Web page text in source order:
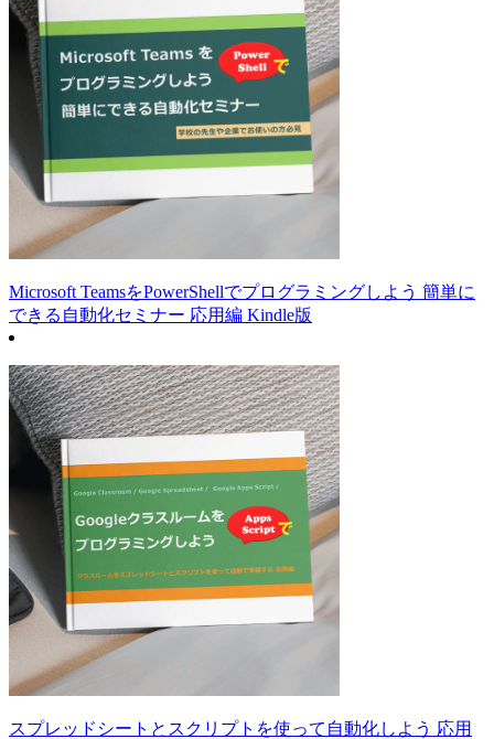
Microsoft TeamsをPowerShellでプログラミングしよう 簡単に
できる自動化セミナー 応用編 Kindle版
スプレッドシートとスクリプトを使って自動化しよう 応用